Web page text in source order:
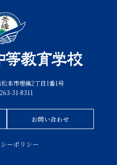
本市埋橋2丁目1番1号
31-8311
お問い合わせ
ーポリシー